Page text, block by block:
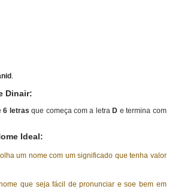
.
Dinair:
6 letras que começa com a letra D e termina com
Ideal:
um nome com um significado que tenha valor
que seja fácil de pronunciar e soe bem em